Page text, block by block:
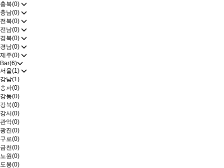
충북(0)
충남(0)
전북(0)
전남(0)
경북(0)
경남(0)
제주(0)
Bar(6)
서울(1)
강남(1)
송파(0)
강동(0)
강북(0)
강서(0)
관악(0)
광진(0)
구로(0)
금천(0)
노원(0)
도봉(0)